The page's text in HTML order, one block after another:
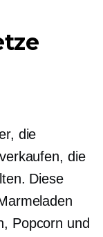
die
die
Diese
Popcorn und